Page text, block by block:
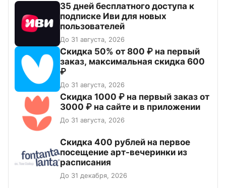
35 дней бесплатного доступа к
подписке Иви для новых
пользователей
До 31 августа, 2026
Скидка 50% от 800 ₽ на первый
заказ, максимальная скидка 600
₽
До 31 августа, 2026
Скидка 1000 ₽ на первый заказ от
3000 ₽ на сайте и в приложении
До 31 августа, 2026
Cкидка 400 рублей на первое
посещение арт-вечеринки из
расписания
До 31 декабря, 2026